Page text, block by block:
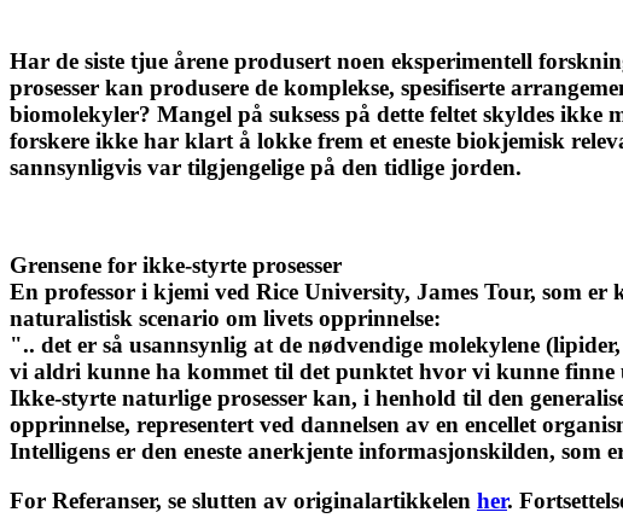
Har de siste tjue årene produsert noen eksperimentell
prosesser kan produsere de komplekse, spesifiserte
biomolekyler? Mangel på suksess på dette feltet skyldes
forskere ikke har klart å lokke frem et eneste biokjemisk
sannsynligvis var tilgjengelige på den tidlige jorden.
Grensene for ikke-styrte prosesser
En professor i kjemi ved Rice University, James Tour, som
naturalistisk scenario om livets opprinnelse:
".. det er så usannsynlig at de nødvendige molekylene
vi aldri kunne ha kommet til det punktet hvor vi kunne
Ikke-styrte naturlige prosesser kan, i henhold til den
opprinnelse, representert ved dannelsen av en encellet
Intelligens er den eneste anerkjente informasjonskilden, som
For Referanser, se slutten av originalartikkelen her.